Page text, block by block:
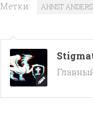
Метки: AHNST ANDERS